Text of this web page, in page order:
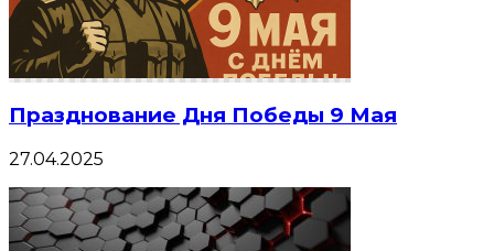
Празднование Дня Победы 9 Мая
27.04.2025